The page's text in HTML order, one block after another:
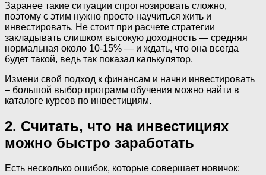
Заранее такие ситуации спрогнозировать сложно,
поэтому с этим нужно просто научиться жить и
инвестировать. Не стоит при расчете стратегии
закладывать слишком высокую доходность — средняя
нормальная около 10-15% — и ждать, что она всегда
будет такой, ведь так показал калькулятор.
Измени свой подход к финансам и начни инвестировать
– большой выбор программ обучения можно найти в
каталоге курсов по инвестициям.
2. Считать, что на инвестициях
можно быстро заработать
Есть несколько ошибок, которые совершает новичок: